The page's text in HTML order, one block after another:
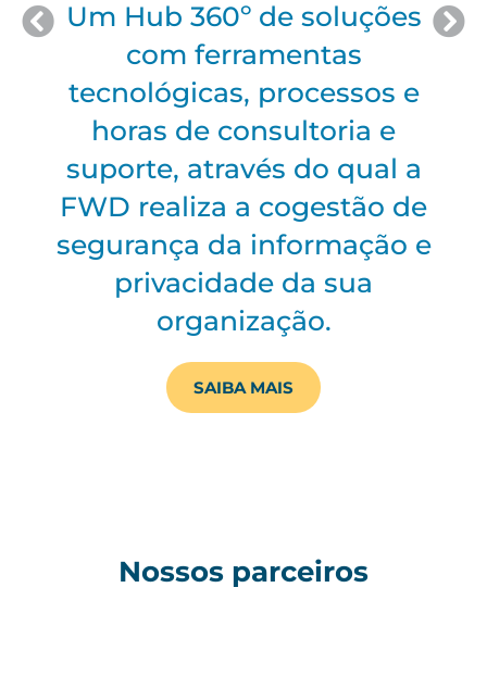
ODSIPé um processo
metodológico, desenvolvido
pela FWD, com o objetivo de
identificar os níveis de
implementação e
maturidade de sua
organização.
SAIBA MAIS
Nossos parceiros